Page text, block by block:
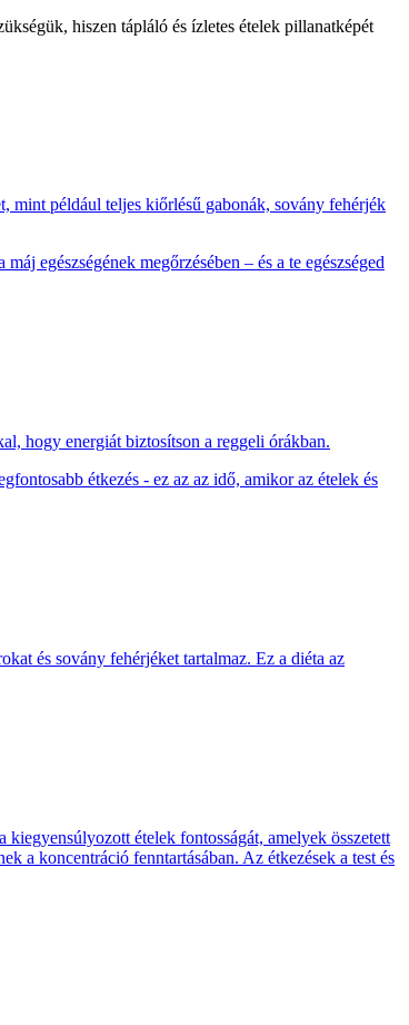
hiszen tápláló és ízletes ételek pillanatképét
mint például teljes kiőrlésű gabonák, sovány fehérjék
egészségének megőrzésében – és a te egészséged
hogy energiát biztosítson a reggeli órákban.
étkezés - ez az az idő, amikor az ételek és
és sovány fehérjéket tartalmaz. Ez a diéta az
ételek fontosságát, amelyek összetett
a koncentráció fenntartásában. Az étkezések a test és